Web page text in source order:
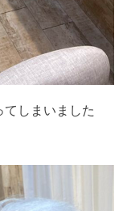
てしまいました